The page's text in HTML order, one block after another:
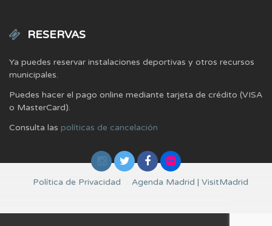
RESERVAS
Ya puedes reservar instalaciones deportivas y otros recursos
municipales.
Puedes hacer el pago online mediante tarjeta de crédito (VISA
o MasterCard).
Consulta las políticas de cancelación
Política de Privacidad Agenda Madrid | VisitMadrid